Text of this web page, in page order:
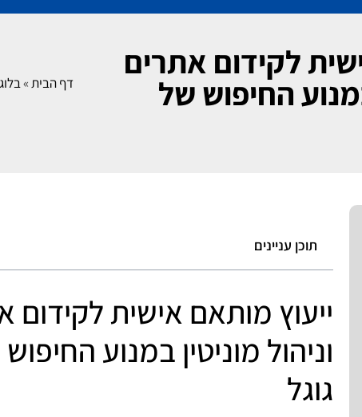
לקידום אתרים
החיפוש של דף הבית»
תוכן עניינים
ייעוץ מותאם אישית לקידום
וניהול מוניטין במנוע
גוגל